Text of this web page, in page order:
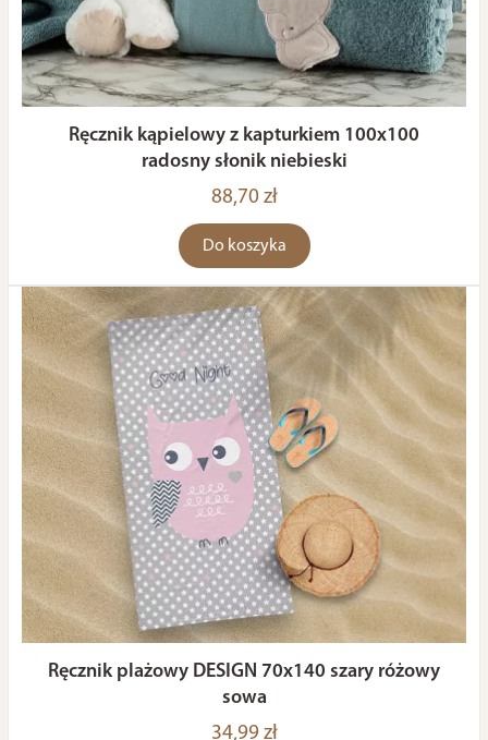
Ręcznik kąpielowy z kapturkiem 100x100
radosny słonik niebieski
88,70 zł
Do koszyka
Ręcznik plażowy DESIGN 70x140 szary różowy
sowa
34,99 zł